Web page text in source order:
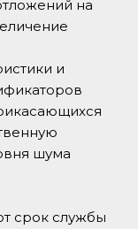
на
и
шума
срок службы